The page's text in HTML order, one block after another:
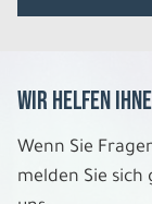
Wir helfen
Wenn Sie
melden Sie